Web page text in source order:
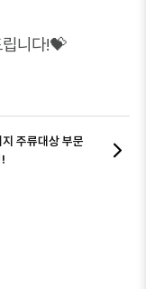
니다!💝
주류대상 부문